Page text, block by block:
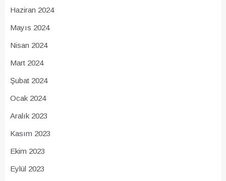
Haziran 2024
Mayıs 2024
Nisan 2024
Mart 2024
Şubat 2024
Ocak 2024
Aralık 2023
Kasım 2023
Ekim 2023
Eylül 2023